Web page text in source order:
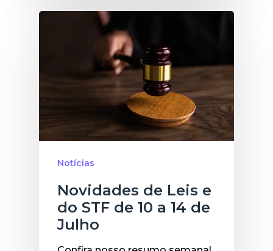
Notícias
Novidades de Leis e
do STF de 10 a 14 de
Julho